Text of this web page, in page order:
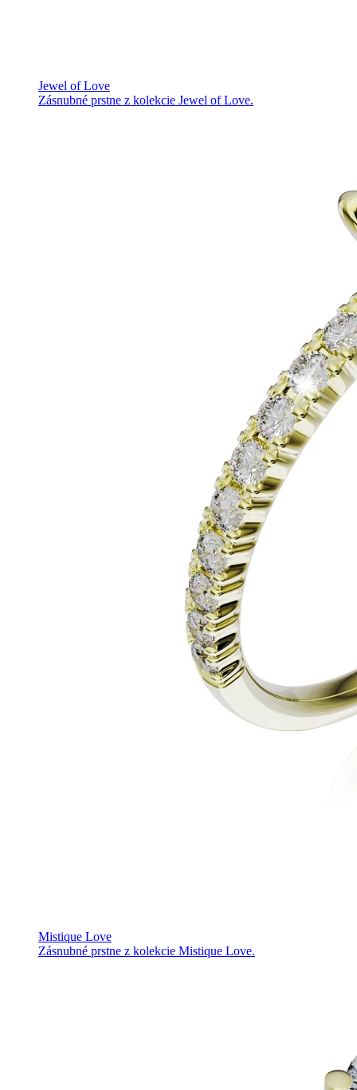
Jewel of Love
Zásnubné prstne z kolekcie Jewel of Love.
Mistique Love
Zásnubné prstne z kolekcie Mistique Love.